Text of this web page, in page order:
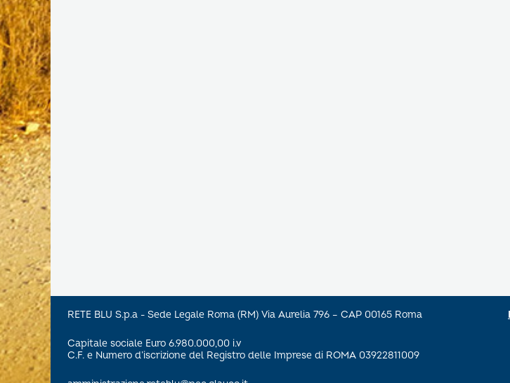
RETE BLU S.p.a - Sede Legale Roma (RM) Via Aurelia 796 – CAP 00165 Roma
Capitale sociale Euro 6.980.000,00 i.v
C.F. e Numero d’iscrizione del Registro delle Imprese di ROMA 03922811009